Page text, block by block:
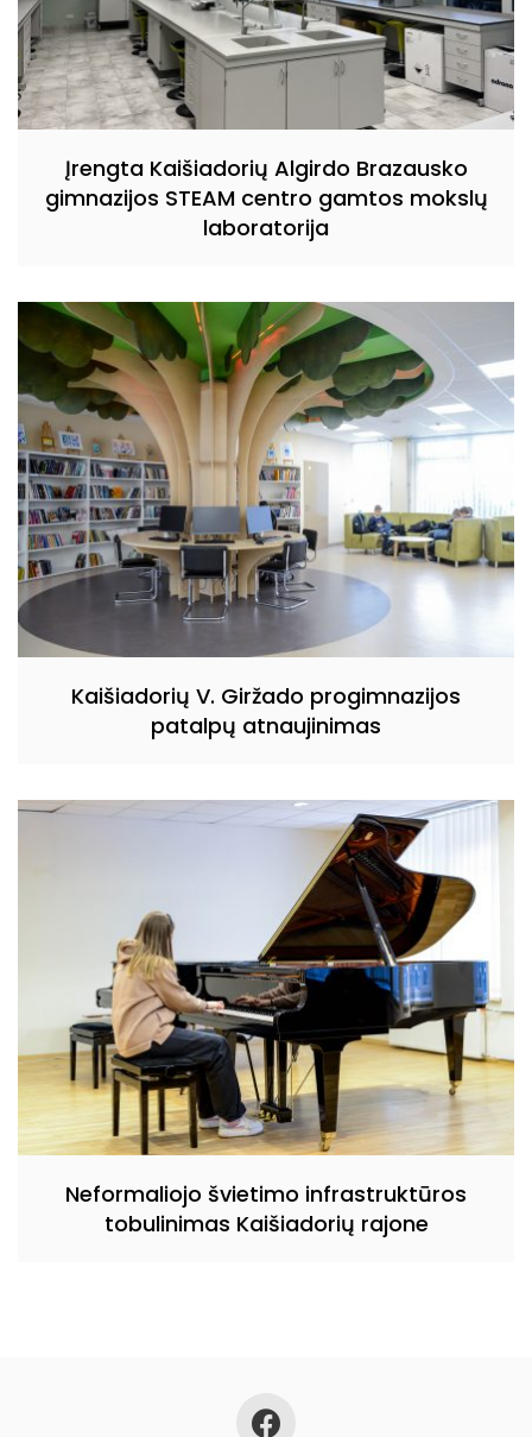
Įrengta Kaišiadorių Algirdo Brazausko
gimnazijos STEAM centro gamtos mokslų
laboratorija
Kaišiadorių V. Giržado progimnazijos
patalpų atnaujinimas
Neformaliojo švietimo infrastruktūros
tobulinimas Kaišiadorių rajone